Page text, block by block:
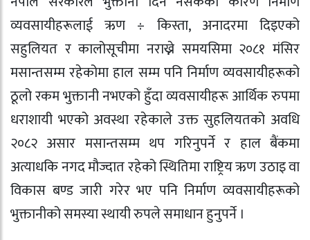
व्यवसायीहरूलाई ऋण ÷ किस्ता, अनादरमा दिइएको
सहुलियत र कालोसूचीमा नराख्ने समयसिमा २०८१ मंसिर
मसान्तसम्म रहेकोमा हाल सम्म पनि निर्माण व्यवसायीहरूको
ठूलो रकम भुक्तानी नभएको हुँदा व्यवसायीहरू आर्थिक रुपमा
धराशायी भएको अवस्था रहेकाले उक्त सुहलियतको अवधि
२०८२ असार मसान्तसम्म थप गरिनुपर्ने र हाल बैंकमा
अत्याधकि नगद मौज्दात रहेको स्थितिमा राष्ट्रिय ऋण उठाइ वा
विकास बण्ड जारी गरेर भए पनि निर्माण व्यवसायीहरूको
भुक्तानीको समस्या स्थायी रुपले समाधान हुनुपर्ने ।